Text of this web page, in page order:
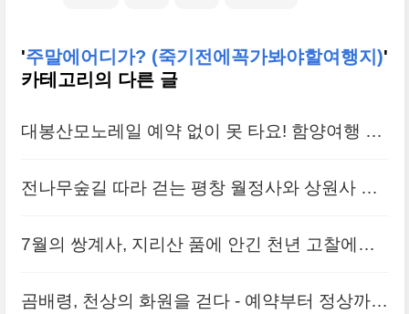
'주말에어디가? (죽기전에꼭가봐야할여행지)'
카테고리의 다른 글
대봉산모노레일 예약 없이 못 타요! 함양여행 필
전나무숲길 따라 걷는 평창 월정사와 상원사 힐
7월의 쌍계사, 지리산 품에 안긴 천년 고찰에서
곰배령, 천상의 화원을 걷다 - 예약부터 정상까지